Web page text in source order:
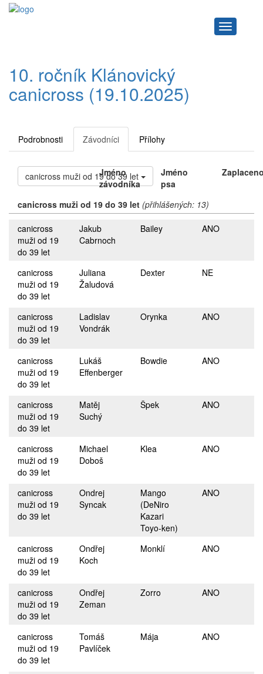
Navigace
10. ročník Klánovický
canicross (19.10.2025)
Podrobnosti Závodníci Přílohy
canicross muži od 19 do 39 let
Jméno
závodníka
Jméno
psa
canicross muži od 19 do 39 let (přihlášených: 13)
canicross
muži od 19
do 39 let
Jakub
Cabrnoch
Bailey ANO
canicross
muži od 19
do 39 let
Juliana
Žaludová
Dexter NE
canicross
muži od 19
do 39 let
Ladislav
Vondrák
Orynka ANO
canicross
muži od 19
do 39 let
Lukáš
Effenberger
Bowdie ANO
canicross
muži od 19
do 39 let
Matěj
Suchý
Špek ANO
canicross
muži od 19
do 39 let
Michael
Doboš
Klea ANO
canicross
muži od 19
do 39 let
Ondrej
Syncak
Mango
(DeNiro
Kazari
Toyo-ken)
ANO
canicross
muži od 19
do 39 let
Ondřej
Koch
Monklí ANO
canicross
muži od 19
do 39 let
Ondřej
Zeman
Zorro ANO
canicross
muži od 19
do 39 let
Tomáš
Pavlíček
Mája ANO